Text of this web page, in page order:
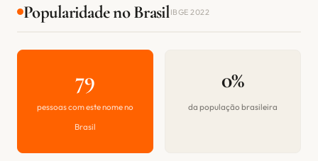
Popularidade no BrasilIBGE 2022
79
pessoas com este nome no
Brasil
0%
da população brasileira